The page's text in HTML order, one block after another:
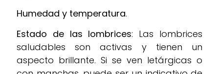
Humedad y temperatura.
Estado de las lombrices: Las lombrices
saludables son activas y tienen un
aspecto brillante. Si se ven letárgicas o